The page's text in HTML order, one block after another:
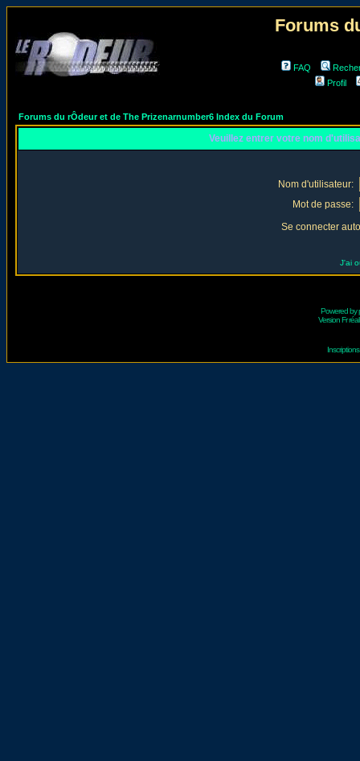
Forums
FAQ
Profil
Forums du rÔdeur et de The Prizenarnumber6 Index du Forum
Veuillez entrer votre nom
Nom d'utilisateur:
Mot de passe:
Se connecter
J'ai
Powered by
Version Fr